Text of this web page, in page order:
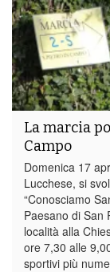
La marcia
Campo
Domenica 17
Lucchese, si
“Conosciamo
Paesano di San
località alla
ore 7,30 alle
sportivi più